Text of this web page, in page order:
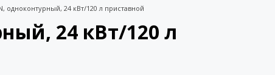
одноконтурный, 24 кВт/120 л приставной
24 кВт/120 л